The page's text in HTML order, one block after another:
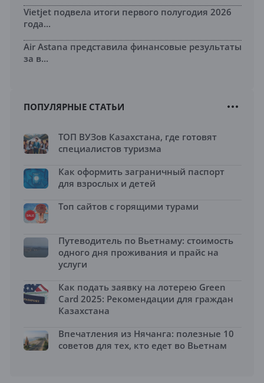
Vietjet подвела итоги первого полугодия 2026
года...
Air Astana представила финансовые результаты
за в...
ПОПУЛЯРНЫЕ СТАТЬИ
ТОП ВУЗов Казахстана, где готовят
специалистов туризма
Как оформить заграничный паспорт
для взрослых и детей
Топ сайтов с горящими турами
Путеводитель по Вьетнаму: стоимость
одного дня проживания и прайс на
услуги
Как подать заявку на лотерею Green
Card 2025: Рекомендации для граждан
Казахстана
Впечатления из Нячанга: полезные 10
советов для тех, кто едет во Вьетнам